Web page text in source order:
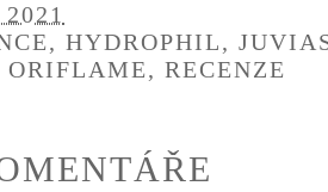
, HYDROPHIL,
ORIFLAME, RECENZE